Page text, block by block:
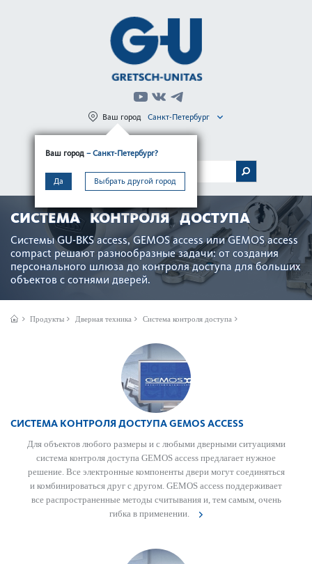
Ваш город – Санкт-Петербург?
Да Выбрать другой город
Ваш город Санкт-Петербург
МЕНЮ
СИСТЕМА КОНТРОЛЯ ДОСТУПА
Системы GU-BKS access, GEMOS access или GEMOS access
compact решают разнообразные задачи: от создания
персон­ального шлюза до контроля дос­тупа для больших
объектов с сотнями дверей.
Продукты Дверная техника Система контроля доступа
СИСТЕМА КОНТРОЛЯ ДОСТУПА GEMOS ACCESS
Для объектов любого размеры и с любыми дверными ситуациями
сис­тема контроля дос­тупа GEMOS access предлагает нужное
решение. Все электронные компоненты двери могут соединяться
и комб­инироваться друг с другом. GEMOS access поддерживает
все распрос­траненные методы считывания и, тем самым, очень
гибка в применении.